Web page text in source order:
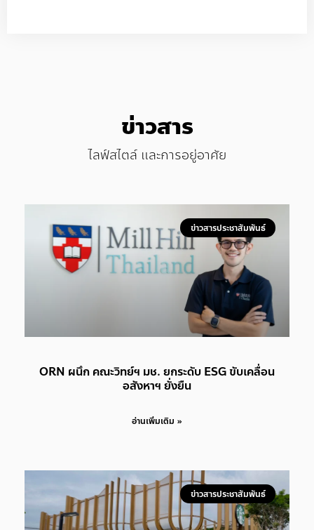
ข่าวสาร
ไลฟ์สไตล์ และการอยู่อาศัย
ข่าวสารประชาสัมพันธ์
ORN ผนึก คณะวิทย์ฯ มช. ยกระดับ ESG ขับเคลื่อน
อสังหาฯ ยั่งยืน
อ่านเพิ่มเติม »
ข่าวสารประชาสัมพันธ์